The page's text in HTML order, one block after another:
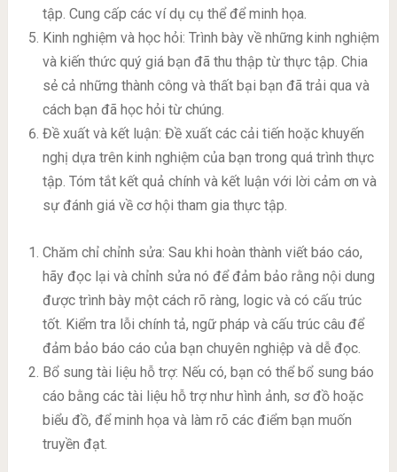
tập. Cung cấp các ví dụ cụ thể để minh họa.
Kinh nghiệm và học hỏi: Trình bày về những kinh nghiệm
và kiến thức quý giá bạn đã thu thập từ thực tập. Chia
sẻ cả những thành công và thất bại bạn đã trải qua và
cách bạn đã học hỏi từ chúng.
Đề xuất và kết luận: Đề xuất các cải tiến hoặc khuyến
nghị dựa trên kinh nghiệm của bạn trong quá trình thực
tập. Tóm tắt kết quả chính và kết luận với lời cảm ơn và
sự đánh giá về cơ hội tham gia thực tập.
Chăm chỉ chỉnh sửa: Sau khi hoàn thành viết báo cáo,
hãy đọc lại và chỉnh sửa nó để đảm bảo rằng nội dung
được trình bày một cách rõ ràng, logic và có cấu trúc
tốt. Kiểm tra lỗi chính tả, ngữ pháp và cấu trúc câu để
đảm bảo báo cáo của bạn chuyên nghiệp và dễ đọc.
Bổ sung tài liệu hỗ trợ: Nếu có, bạn có thể bổ sung báo
cáo bằng các tài liệu hỗ trợ như hình ảnh, sơ đồ hoặc
biểu đồ, để minh họa và làm rõ các điểm bạn muốn
truyền đạt.